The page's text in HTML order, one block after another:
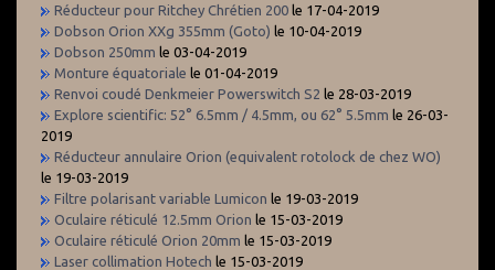
Réducteur pour Ritchey Chrétien 200 le 17-04-2019
Dobson Orion XXg 355mm (Goto) le 10-04-2019
Dobson 250mm le 03-04-2019
Monture équatoriale le 01-04-2019
Renvoi coudé Denkmeier Powerswitch S2 le 28-03-2019
Explore scientific: 52° 6.5mm / 4.5mm, ou 62° 5.5mm le 26-03-
2019
Réducteur annulaire Orion (equivalent rotolock de chez WO)
le 19-03-2019
Filtre polarisant variable Lumicon le 19-03-2019
Oculaire réticulé 12.5mm Orion le 15-03-2019
Oculaire réticulé Orion 20mm le 15-03-2019
Laser collimation Hotech le 15-03-2019